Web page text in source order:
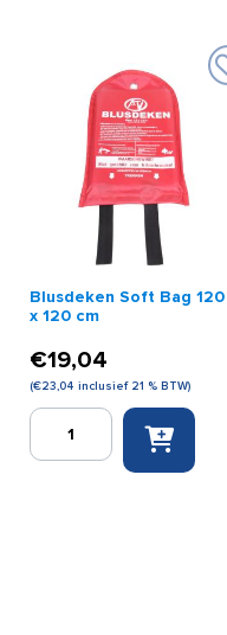
Blusdeken Soft Bag 120
x 120 cm
€19,04
(€23,04 inclusief 21 % BTW)
Blusdeken